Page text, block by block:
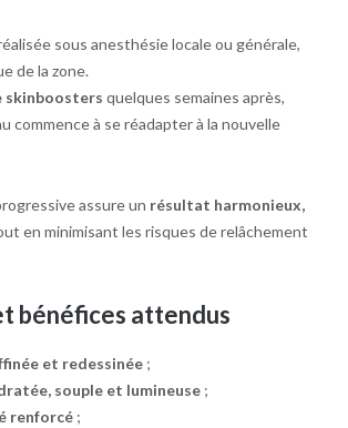
sous anesthésie locale ou générale,
de la zone.
skinboosters quelques semaines après,
commence à se réadapter à la nouvelle
assure un résultat harmonieux,
en minimisant les risques de relâchement
bénéfices attendus
et redessinée;
souple et lumineuse;
renforcé;